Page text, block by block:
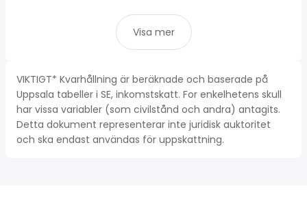
Visa mer
VIKTIGT* Kvarhållning är beräknade och baserade på
Uppsala tabeller i SE, inkomstskatt. For enkelhetens skull
har vissa variabler (som civilstånd och andra) antagits.
Detta dokument representerar inte juridisk auktoritet
och ska endast användas för uppskattning.